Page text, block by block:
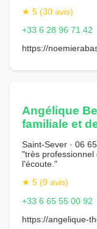
★ 5 (30 avis)
+33 6 28 96 71 42
https://
Angélique
familiale et
Saint-Sever · 06
"très
l'écoute."
★ 5 (9 avis)
+33 6 65 55 00 92
https://angelique-